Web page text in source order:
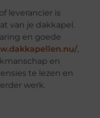
leverancier is
van je dakkapel.
en goede
,
en
te lezen en
werk.